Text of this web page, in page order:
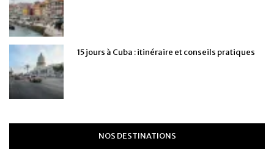
15 jours à Cuba : itinéraire et conseils pratiques
NOS DESTINATIONS